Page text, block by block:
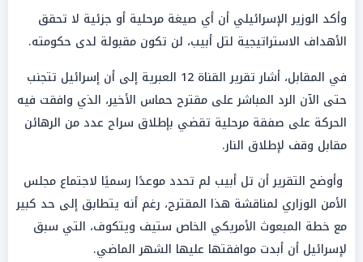
وأكد الوزير الإسرائيلي أن أي صيغة مرحلية أو جزئية لا تحقق
الأهداف الاستراتيجية لتل أبيب، لن تكون مقبولة لدى حكومته.
في المقابل، أشار تقرير القناة 12 العبرية إلى أن إسرائيل تتجنب
حتى الآن الرد المباشر على مقترح حماس الأخير، الذي وافقت فيه
الحركة على صفقة مرحلية تقضي بإطلاق سراح عدد من الرهائن
مقابل وقف لإطلاق النار.
وأوضح التقرير أن تل أبيب لم تحدد موعدًا رسميًا لاجتماع مجلس
الأمن الوزاري لمناقشة هذا المقترح، رغم أنه يتطابق إلى حد كبير
مع خطة المبعوث الأمريكي الخاص ستيف ويتكوف، التي سبق
لإسرائيل أن أبدت موافقتها عليها الشهر الماضي.